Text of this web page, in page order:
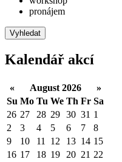
pronájem
Vyhledat
Kalendář akcí
« August 2026
»
Su Mo Tu We Th Fr Sa
26 27 28 29 30 31 1
2
3 4 5 6 7
8
9
10 11 12 13 14 15
16 17 18 19 20 21 22